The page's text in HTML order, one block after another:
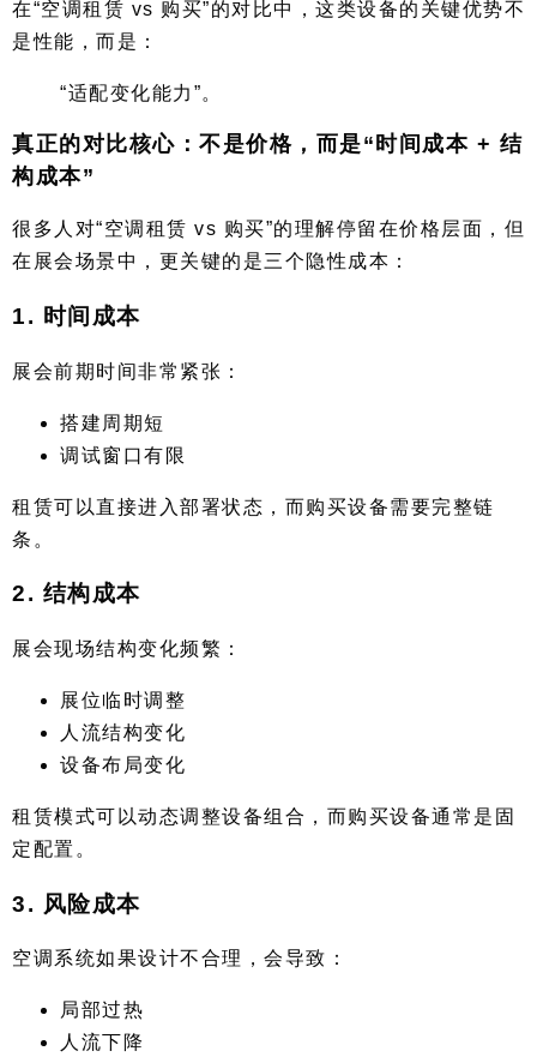
在“空调租赁 vs 购买”的对比中，这类设备的关键优势不
是性能，而是：
“适配变化能力”。
真正的对比核心：不是价格，而是“时间成本 + 结
构成本”
很多人对“空调租赁 vs 购买”的理解停留在价格层面，但
在展会场景中，更关键的是三个隐性成本：
1. 时间成本
展会前期时间非常紧张：
搭建周期短
调试窗口有限
租赁可以直接进入部署状态，而购买设备需要完整链
条。
2. 结构成本
展会现场结构变化频繁：
展位临时调整
人流结构变化
设备布局变化
租赁模式可以动态调整设备组合，而购买设备通常是固
定配置。
3. 风险成本
空调系统如果设计不合理，会导致：
局部过热
人流下降